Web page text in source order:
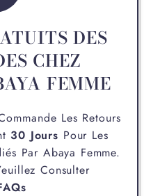
DES
CHEZ
FEMME
Les Retours
30 Jours Pour Les
Par Abaya Femme.
Consulter